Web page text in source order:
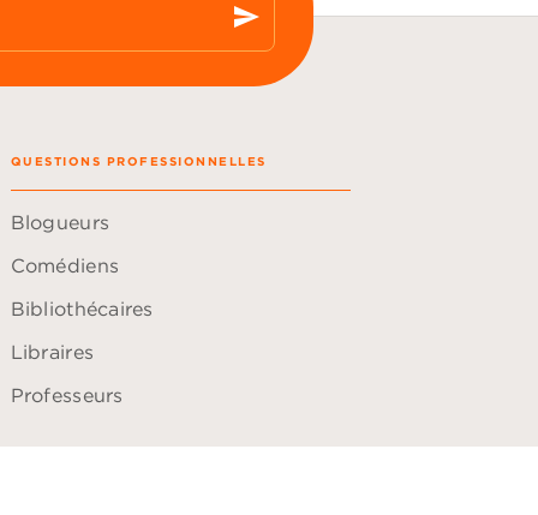
send
QUESTIONS PROFESSIONNELLES
Blogueurs
Comédiens
Bibliothécaires
Libraires
Professeurs